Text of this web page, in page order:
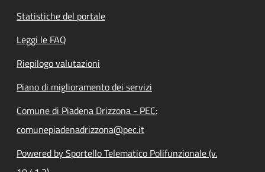
Statistiche del portale
Leggi le FAQ
Riepilogo valutazioni
Piano di miglioramento dei servizi
Comune di Piadena Drizzona - PEC:
comunepiadenadrizzona@pec.it
Powered by Sportello Telematico Polifunzionale (v.